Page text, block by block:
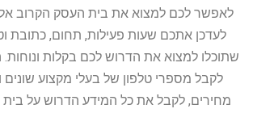
לאפשר לכם למצוא את בית העסק הקרוב
לעדכן אתכם שעות פעילות, תחום, כתובת
שתוכלו למצוא את הדרוש לכם בקלות
לקבל מספרי טלפון של בעלי מקצוע שונים
מחירים, לקבל את כל המידע הדרוש על